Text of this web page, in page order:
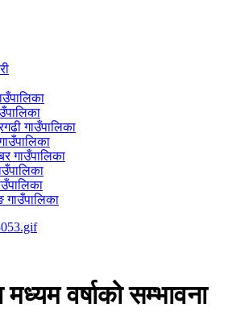
गाउँपालिका
गाउँपालिका
गाउँपालिका
वर्षाको सम्भावना